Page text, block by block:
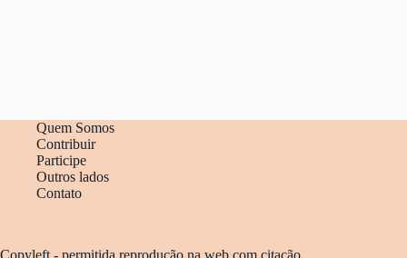
Quem Somos
Contribuir
Participe
Outros lados
Contato
Copyleft - permitida reprodução na web com citação